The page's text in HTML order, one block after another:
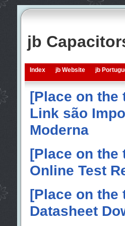
jb
Index jb Website jb
[Place on the
Link são
Moderna
[Place on the
Online Test
[Place on the
Datasheet